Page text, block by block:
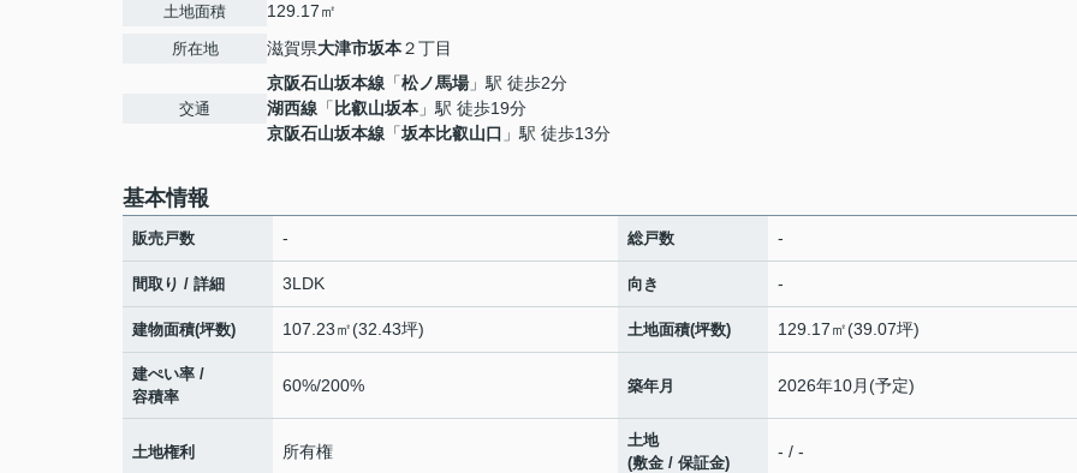
土地面積 129.17㎡
所在地 滋賀県大津市坂本２丁目
交通
京阪石山坂本線 「松ノ馬場」駅 徒歩2分
湖西線 「 比叡山坂本 」駅 徒歩19分
京阪石山坂本線 「坂本比叡山口 」駅 徒歩13分
基本情報
販売戸数 - 総戸数 -
間取り / 詳細 3LDK 向き -
建物面積(坪数) 107.23㎡(32.43坪) 土地面積(坪数) 129.17㎡(39.07坪)
建ぺい率 /
容積率
60%/200% 築年月 2026年10月(予定)
土地権利 所有権
土地
(敷金 / 保証金)
- / -